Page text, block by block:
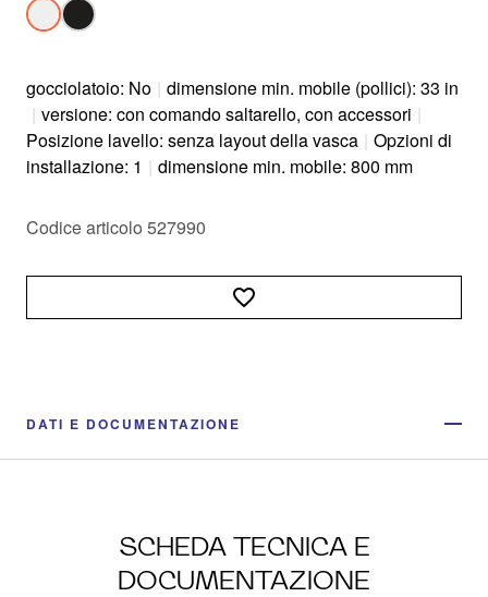
gocciolatoio: No | dimensione min. mobile (pollici): 33 in
| versione: con comando saltarello, con accessori |
Posizione lavello: senza layout della vasca | Opzioni di
installazione: 1 | dimensione min. mobile: 800 mm
Codice articolo 527990
DATI E DOCUMENTAZIONE
SCHEDA TECNICA E
DOCUMENTAZIONE